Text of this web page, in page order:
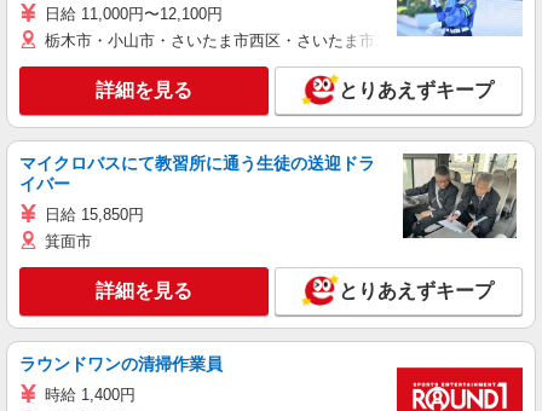
日給 11,000円〜12,100円
栃木市・小山市・さいたま市西区・さいたま市岩槻区・久喜市・蓮田
詳細を見る とりあえずキープ
マイクロバスにて教習所に通う生徒の送迎ドラ
イバー
日給 15,850円
箕面市
詳細を見る とりあえずキープ
ラウンドワンの清掃作業員
時給 1,400円